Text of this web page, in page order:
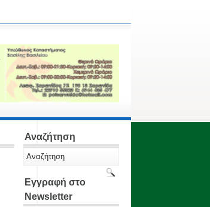
Αναζήτηση
Εγγραφή στο
Newsletter